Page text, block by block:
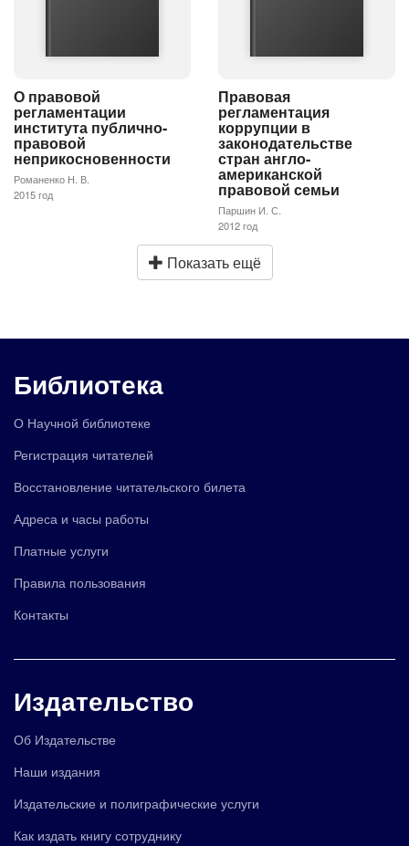
О правовой
регламентации
института публично-
правовой
неприкосновенности
Романенко Н. В.
2015 год
Правовая
регламентация
коррупции в
законодательстве
стран англо-
американской
правовой семьи
Паршин И. С.
2012 год
Показать ещё
Библиотека
О Научной библиотеке
Регистрация читателей
Восстановление читательского билета
Адреса и часы работы
Платные услуги
Правила пользования
Контакты
Издательство
Об Издательстве
Наши издания
Издательские и полиграфические услуги
Как издать книгу сотруднику